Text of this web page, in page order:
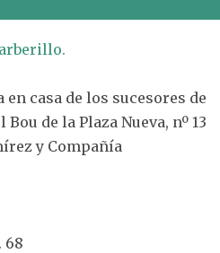
en casa de los sucesores de
de la Plaza Nueva, nº 13
y Compañía
68